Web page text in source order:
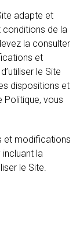
adapte et
de la
la consulter
et
le Site
dispositions et
Politique, vous
et modifications
la
le Site.